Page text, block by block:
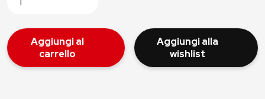
Aggiungi al
carrello
Aggiungi alla
wishlist